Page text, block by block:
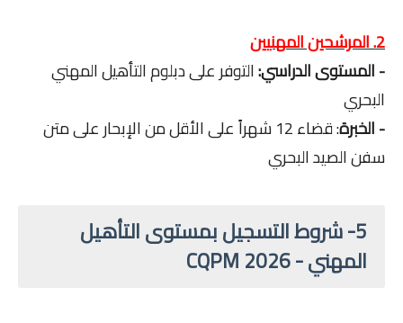
2. المرشحين المهنيين
- المستوى الدراسي:التوفر على دبلوم التأهيل المهني
البحري
- الخبرة
: قضاء 12 شهراً على الأقل من الإبحار على متن
سفن الصيد البحري
5- شروط التسجيل بمستوى التأهيل
المهني - CQPM 2026